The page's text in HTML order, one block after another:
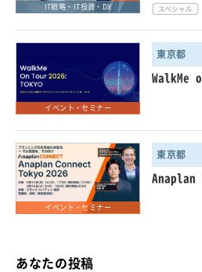
IT戦略・IT投資・DX
イベント・セミナー
東京都
WalkMe
イベント・セミナー
東京都
Anaplan
あなたの投稿